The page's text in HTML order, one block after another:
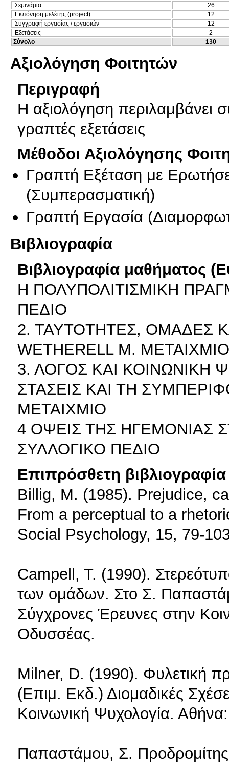
Σεμινάρια
26
Εκπόνηση μελέτης (project)
12
Συγγραφή εργασίας / εργασιών
12
Εξετάσεις
2
Σύνολο
130
Αξιολόγηση Φοιτητών
Περιγραφή
Η αξιολόγηση περιλαμβάνει
γραπτές εξετάσεις
Μέθοδοι Αξιολόγησης
Γραπτή Εξέταση με
(Συμπερασματική)
Γραπτή Εργασία (
Βιβλιογραφία
Βιβλιογραφία μαθήματος
Η ΠΟΛΥΠΟΛΙΤΙΣΜΙΚΗ
ΠΕΔΙΟ
2. ΤΑΥΤΟΤΗΤΕΣ, ΟΜΑΔΕΣ
WETHERELL M. ΜΕΤΑΙΧΜΙΟ
3. ΛΟΓΟΣ ΚΑΙ ΚΟΙΝΩΝΙΚΗ
ΣΤΑΣΕΙΣ ΚΑΙ ΤΗ
ΜΕΤΑΙΧΜΙΟ
4 ΟΨΕΙΣ ΤΗΣ ΗΓΕΜΟΝΙΑΣ
ΣΥΛΛΟΓΙΚΟ ΠΕΔΙΟ
Επιπρόσθετη βιβλιογραφία
Billig, M. (1985). Prejudice,
From a perceptual to a
Social Psychology, 15, 79-
Campell, T. (1990).
των ομάδων. Στο Σ.
Σύγχρονες Έρευνες στην
Οδυσσέας.
Milner, D. (1990). Φυλετική
(Επιμ. Εκδ.) Διομαδικές
Κοινωνική Ψυχολογία.
Παπαστάμου, Σ.